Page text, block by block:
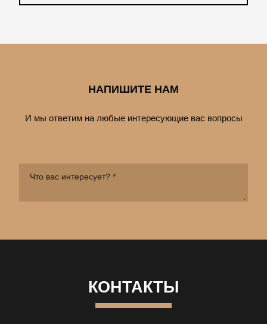
НАПИШИТЕ НАМ
И мы ответим на любые интересующие вас вопросы
КОНТАКТЫ